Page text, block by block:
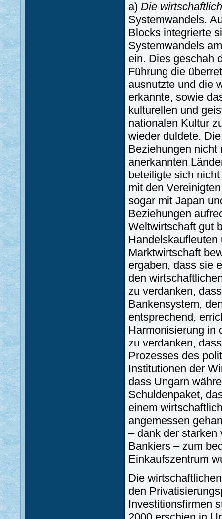
a) Die
Systemwandels.
Blocks integrierte
Systemwandels
ein. Dies geschah
Führung die
ausnutzte und die
erkannte, sowie
kulturellen und
nationalen Kultur
wieder duldete.
Beziehungen nicht
anerkannten
beteiligte sich
mit den
sogar mit Japan
Beziehungen
Weltwirtschaft gut
Marktwirtschaft
ergaben, dass sie
den
zu verdanken,
Bankensystem,
entsprechend,
Harmonisierung in
zu verdanken,
Prozesses des
Institutionen der
dass Ungarn
Schuldenpaket,
einem
angemessen
– dank der starken
Bankiers – zum
Einkaufszentrum
Die
den
Investitionsfirmen